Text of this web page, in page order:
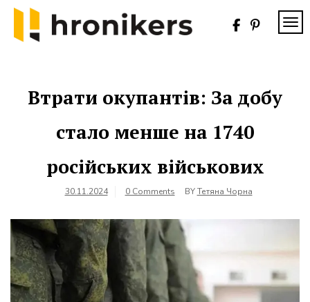
Skip
content
Втрати окупантів: За добу
стало менше на 1740
російських військових
30.11.2024 0 Comments BYТетяна Чорна